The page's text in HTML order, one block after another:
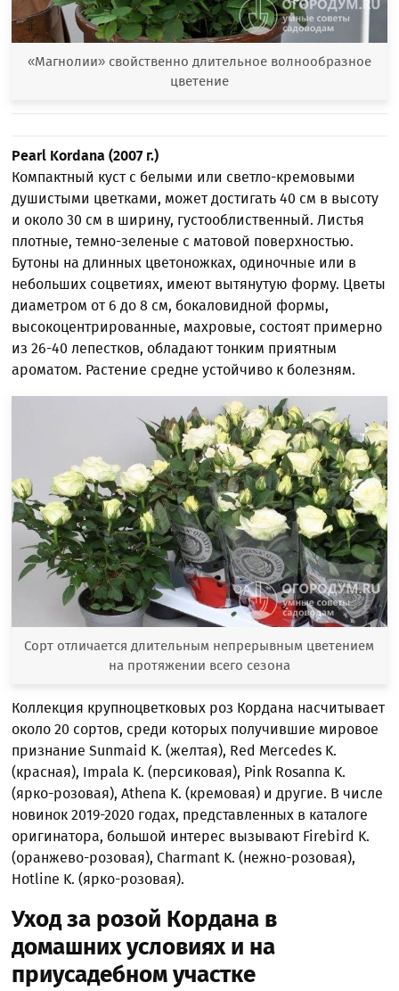
«Магнолии» свойственно длительное волнообразное
цветение
Pearl Kordana (2007 г.)
Компактный куст с белыми или светло-кремовыми
душистыми цветками, может достигать 40 см в высоту
и около 30 см в ширину, густооблиственный. Листья
плотные, темно-зеленые с матовой поверхностью.
Бутоны на длинных цветоножках, одиночные или в
небольших соцветиях, имеют вытянутую форму. Цветы
диаметром от 6 до 8 см, бокаловидной формы,
высокоцентрированные, махровые, состоят примерно
из 26-40 лепестков, обладают тонким приятным
ароматом. Растение средне устойчиво к болезням.
Сорт отличается длительным непрерывным цветением
на протяжении всего сезона
Коллекция крупноцветковых роз Кордана насчитывает
около 20 сортов, среди которых получившие мировое
признание Sunmaid K. (желтая), Red Mercedes K.
(красная), Impala K. (персиковая), Pink Rosanna K.
(ярко-розовая), Athena K. (кремовая) и другие. В числе
новинок 2019-2020 годах, представленных в каталоге
оригинатора, большой интерес вызывают Firebird K.
(оранжево-розовая), Charmant K. (нежно-розовая),
Hotline K. (ярко-розовая).
Уход за розой Кордана в
домашних условиях и на
приусадебном участке